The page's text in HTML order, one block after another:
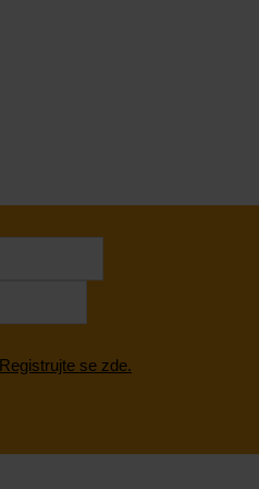
se zde.